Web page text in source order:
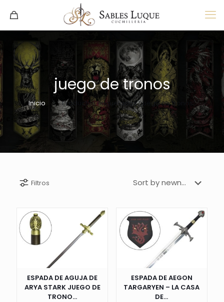
juego de tronos
Inicio Productos etiquetados “juego de tronos”
Filtros
ESPADA DE AGUJA DE
ARYA STARK JUEGO DE
TRONO...
ESPADA DE AEGON
TARGARYEN – LA CASA
DE...